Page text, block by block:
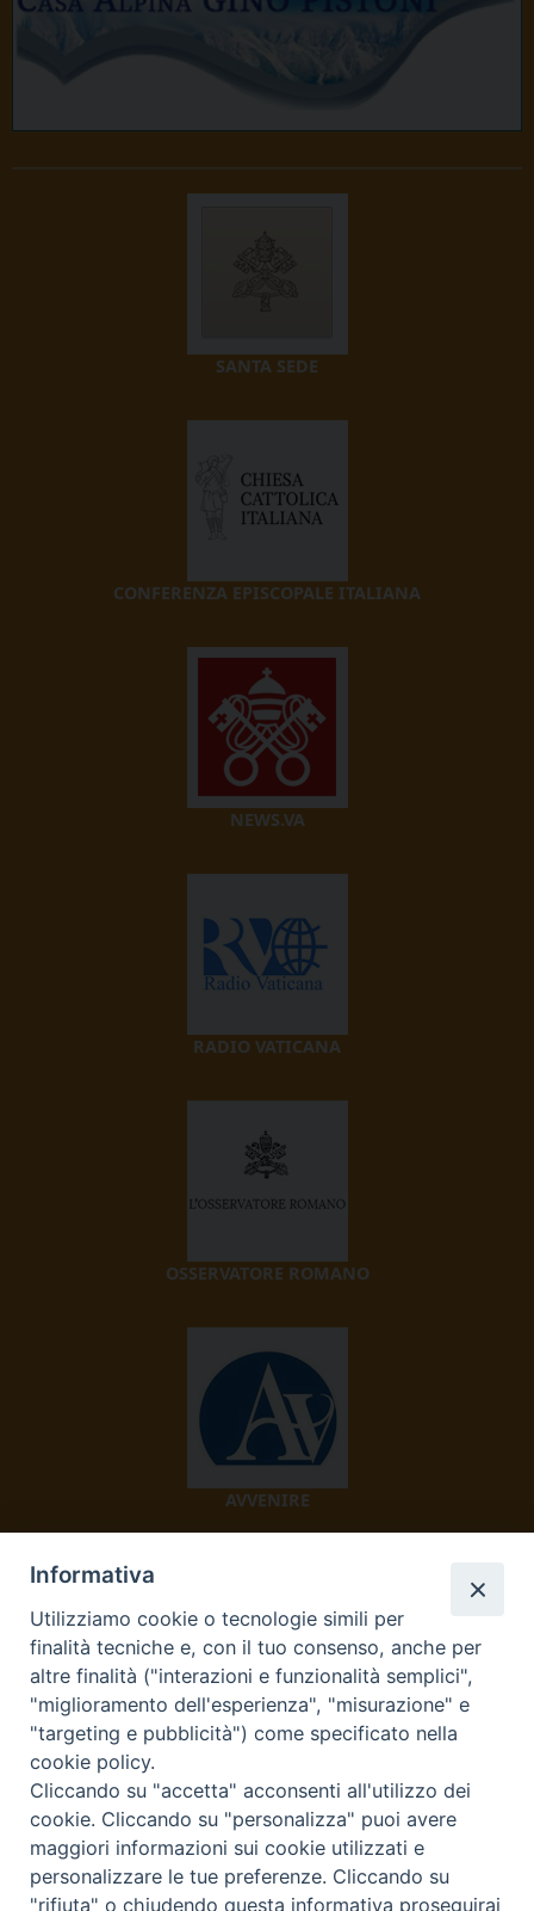
SANTA SEDE
CONFERENZA EPISCOPALE ITALIANA
NEWS.VA
RADIO VATICANA
OSSERVATORE ROMANO
AVVENIRE
TV 2000
Diocesi di Ivrea
Curia Vescovile Piazza Castello, 3 10015 Ivrea (To) Tel.
Informativa
Utilizziamo cookie o tecnologie simili per
finalità tecniche e, con il tuo consenso, anche per
altre finalità ("interazioni e funzionalità semplici",
"miglioramento dell'esperienza", "misurazione" e
"targeting e pubblicità") come specificato nella
cookie policy.
Cliccando su "accetta" acconsenti all'utilizzo dei
cookie. Cliccando su "personalizza" puoi avere
maggiori informazioni sui cookie utilizzati e
personalizzare le tue preferenze. Cliccando su
"rifiuta" o chiudendo questa informativa proseguirai